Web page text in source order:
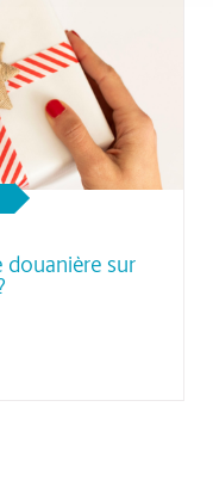
douanière sur